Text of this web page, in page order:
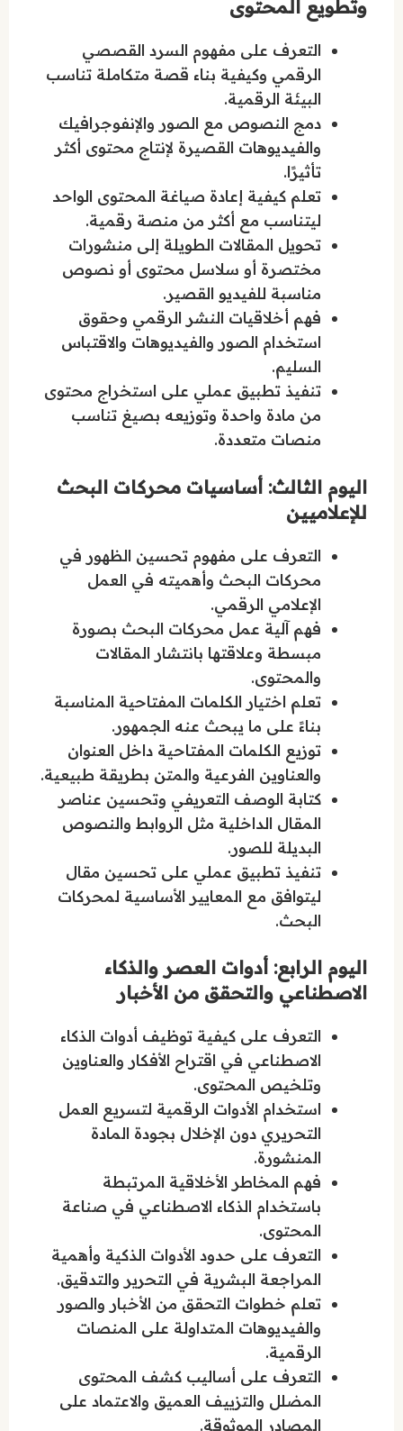
وتطويع المحتوى
التعرف على مفهوم السرد القصصي
الرقمي وكيفية بناء قصة متكاملة تناسب
البيئة الرقمية.
دمج النصوص مع الصور والإنفوجرافيك
والفيديوهات القصيرة لإنتاج محتوى أكثر
تأثيرًا.
تعلم كيفية إعادة صياغة المحتوى الواحد
ليتناسب مع أكثر من منصة رقمية.
تحويل المقالات الطويلة إلى منشورات
مختصرة أو سلاسل محتوى أو نصوص
مناسبة للفيديو القصير.
فهم أخلاقيات النشر الرقمي وحقوق
استخدام الصور والفيديوهات والاقتباس
السليم.
تنفيذ تطبيق عملي على استخراج محتوى
من مادة واحدة وتوزيعه بصيغ تناسب
منصات متعددة.
اليوم الثالث: أساسيات محركات البحث
للإعلاميين
التعرف على مفهوم تحسين الظهور في
محركات البحث وأهميته في العمل
الإعلامي الرقمي.
فهم آلية عمل محركات البحث بصورة
مبسطة وعلاقتها بانتشار المقالات
والمحتوى.
تعلم اختيار الكلمات المفتاحية المناسبة
بناءً على ما يبحث عنه الجمهور.
توزيع الكلمات المفتاحية داخل العنوان
والعناوين الفرعية والمتن بطريقة طبيعية.
كتابة الوصف التعريفي وتحسين عناصر
المقال الداخلية مثل الروابط والنصوص
البديلة للصور.
تنفيذ تطبيق عملي على تحسين مقال
ليتوافق مع المعايير الأساسية لمحركات
البحث.
اليوم الرابع: أدوات العصر والذكاء
الاصطناعي والتحقق من الأخبار
التعرف على كيفية توظيف أدوات الذكاء
الاصطناعي في اقتراح الأفكار والعناوين
وتلخيص المحتوى.
استخدام الأدوات الرقمية لتسريع العمل
التحريري دون الإخلال بجودة المادة
المنشورة.
فهم المخاطر الأخلاقية المرتبطة
باستخدام الذكاء الاصطناعي في صناعة
المحتوى.
التعرف على حدود الأدوات الذكية وأهمية
المراجعة البشرية في التحرير والتدقيق.
تعلم خطوات التحقق من الأخبار والصور
والفيديوهات المتداولة على المنصات
الرقمية.
التعرف على أساليب كشف المحتوى
المضلل والتزييف العميق والاعتماد على
المصادر الموثوقة.